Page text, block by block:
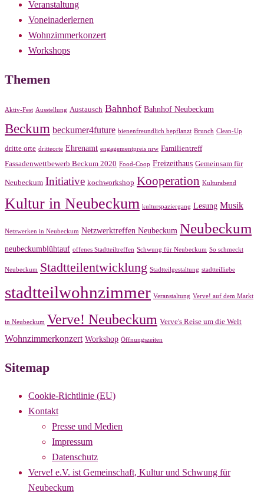
Veranstaltung
Voneinaderlernen
Wohnzimmerkonzert
Workshops
Themen
Aktiv-Fest Ausstellung Austausch Bahnhof Bahnhof Neubeckum
Beckum beckumer4future bienenfreundlich bepflanzt Brunch Clean-Up
dritte orte dritteorte Ehrenamt engagementpreis nrw Familientreff
Fassadenwettbewerb Beckum 2020 Food-Coop Freizeithaus Gemeinsam für
Neubeckum Initiative kochworkshop Kooperation Kulturabend
Kultur in Neubeckum kulturspaziergang Lesung Musik
Netzwerken in Neubeckum Netzwerktreffen Neubeckum Neubeckum
neubeckumblühtauf offenes Stadtteiltreffen Schwung für Neubeckum So schmeckt
Neubeckum Stadtteilentwicklung Stadtteilgestaltung stadtteilliebe
stadtteilwohnzimmer Veranstaltung Verve! auf dem Markt
in Neubeckum Verve! Neubeckum Verve's Reise um die Welt
Wohnzimmerkonzert Workshop Öffnungszeiten
Sitemap
Cookie-Richtlinie (EU)
Kontakt
Presse und Medien
Impressum
Datenschutz
Verve! e.V. ist Gemeinschaft, Kultur und Schwung für
Neubeckum